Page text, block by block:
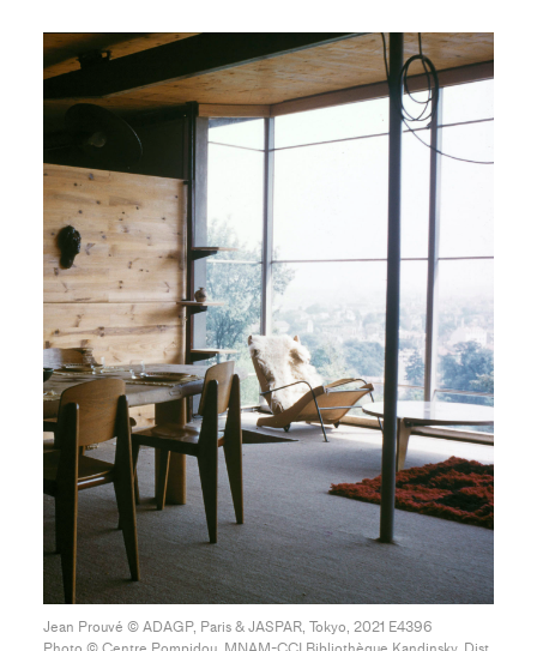
Jean Prouvé ©︎ ADAGP, Paris & JASPAR, Tokyo, 2021 E4396